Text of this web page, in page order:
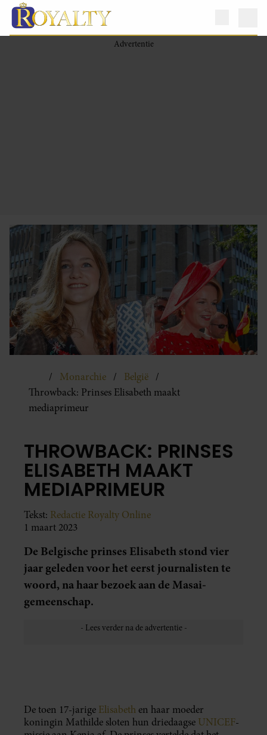
Monarchie
België
Throwback: Prinses Elisabeth maakt
mediaprimeur
THROWBACK: PRINSES
ELISABETH MAAKT
MEDIAPRIMEUR
Tekst: Redactie Royalty Online
1 maart 2023
De Belgische prinses Elisabeth stond vier
jaar geleden voor het eerst journalisten te
woord, na haar bezoek aan de Masai-
gemeenschap.
De toen 17-jarige Elisabeth en haar moeder
koningin Mathilde sloten hun driedaagse UNICEF-